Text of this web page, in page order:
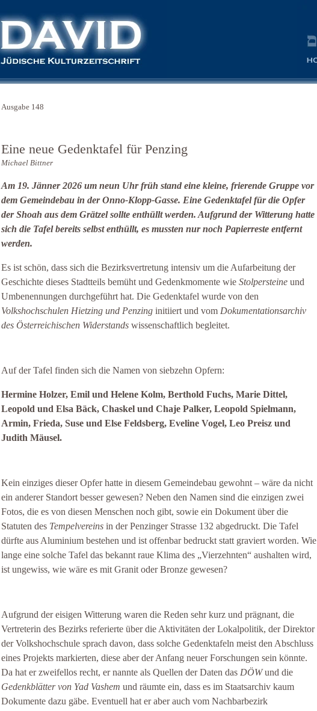
Ausgabe 148
Eine neue Gedenktafel für Penzing
Michael Bittner
Am 19. Jänner 2026 um neun Uhr früh stand eine kleine, frierende Gruppe vor
dem Gemeindebau in der Onno-Klopp-Gasse. Eine Gedenktafel für die Opfer
der Shoah aus dem Grätzel sollte enthüllt werden. Aufgrund der Witterung hatte
sich die Tafel bereits selbst enthüllt, es mussten nur noch Papierreste entfernt
werden.
Es ist schön, dass sich die Bezirksvertretung intensiv um die Aufarbeitung der
Geschichte dieses Stadtteils bemüht und Gedenkmomente wie Stolpersteine und
Umbenennungen durchgeführt hat. Die Gedenktafel wurde von den
Volkshochschulen Hietzing und Penzing initiiert und vom Dokumentationsarchiv
des Österreichischen Widerstands wissenschaftlich begleitet.
Auf der Tafel finden sich die Namen von siebzehn Opfern:
Hermine Holzer, Emil und Helene Kolm, Berthold Fuchs, Marie Dittel,
Leopold und Elsa Bäck, Chaskel und Chaje Palker, Leopold Spielmann,
Armin, Frieda, Suse und Else Feldsberg, Eveline Vogel, Leo Preisz und
Judith Mäusel.
Kein einziges dieser Opfer hatte in diesem Gemeindebau gewohnt – wäre da nicht
ein anderer Standort besser gewesen? Neben den Namen sind die einzigen zwei
Fotos, die es von diesen Menschen noch gibt, sowie ein Dokument über die
Statuten des Tempelvereins in der Penzinger Strasse 132 abgedruckt. Die Tafel
dürfte aus Aluminium bestehen und ist offenbar bedruckt statt graviert worden. Wie
lange eine solche Tafel das bekannt raue Klima des „Vierzehnten“ aushalten wird,
ist ungewiss, wie wäre es mit Granit oder Bronze gewesen?
Aufgrund der eisigen Witterung waren die Reden sehr kurz und prägnant, die
Vertreterin des Bezirks referierte über die Aktivitäten der Lokalpolitik, der Direktor
der Volkshochschule sprach davon, dass solche Gedenktafeln meist den Abschluss
eines Projekts markierten, diese aber der Anfang neuer Forschungen sein könnte.
Da hat er zweifellos recht, er nannte als Quellen der Daten das DÖWund die
Gedenkblätter von Yad Vashem und räumte ein, dass es im Staatsarchiv kaum
Dokumente dazu gäbe. Eventuell hat er aber auch vom Nachbarbezirk